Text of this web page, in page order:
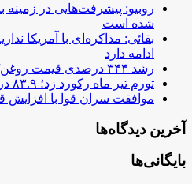
روبیو: پیشرفت‌هایی در
شده است
بقائی: مذاکره‌ای با آمریکا
ادامه دارد
رشد ۳۴۴ درصدی قیمت روغن/ لبنیات چقدر گران شد؟
تورم تیر ماه رکورد زد؛ ۸۳.۹ درصد
موافقت سران قوا با افزایش
آخرین دیدگاه‌ها
بایگانی‌ها